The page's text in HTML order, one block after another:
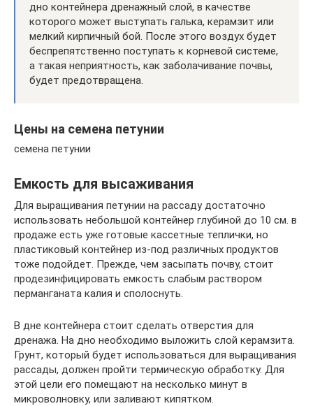
дно контейнера дренажный слой, в качестве
которого может выступать галька, керамзит или
мелкий кирпичный бой. После этого воздух будет
беспрепятственно поступать к корневой системе,
а такая неприятность, как заболачивание почвы,
будет предотвращена.
Цены на семена петунии
семена петунии
Емкость для высаживания
Для выращивания петунии на рассаду достаточно
использовать небольшой контейнер глубиной до 10 см. в
продаже есть уже готовые кассетные теплички, но
пластиковый контейнер из-под различных продуктов
тоже подойдет. Прежде, чем засыпать почву, стоит
продезинфицировать емкость слабым раствором
перманганата калия и сполоснуть.
В дне контейнера стоит сделать отверстия для
дренажа. На дно необходимо выложить слой керамзита.
Грунт, который будет использоваться для выращивания
рассады, должен пройти термическую обработку. Для
этой цели его помещают на несколько минут в
микроволновку, или заливают кипятком.